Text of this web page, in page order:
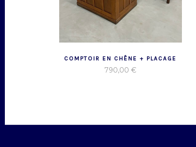
COMPTOIR EN CHÊNE + PLACAGE
790,00€